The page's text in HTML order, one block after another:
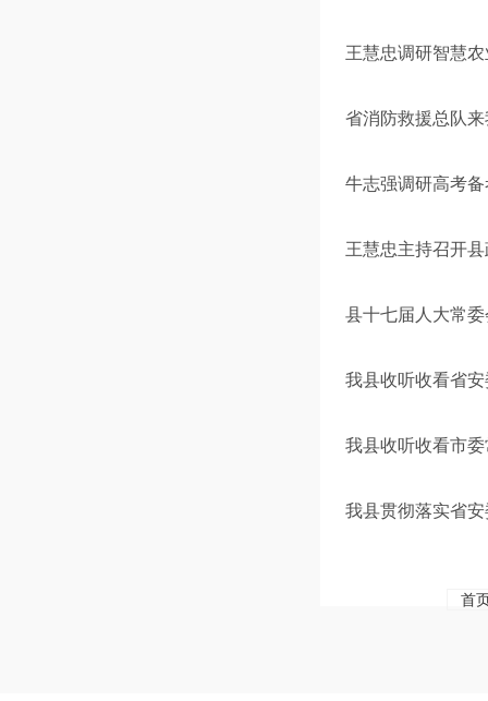
王慧忠调研智慧
省消防救援总队
牛志强调研高考
王慧忠主持召开
县十七届人大常
我县收听收看省
我县收听收看市
我县贯彻落实省
首